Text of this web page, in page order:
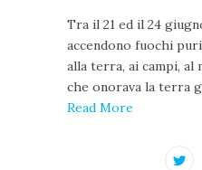
Tra il 21 ed il 24
accendono fuochi
alla terra, ai campi, al
che onorava la terra
Read More